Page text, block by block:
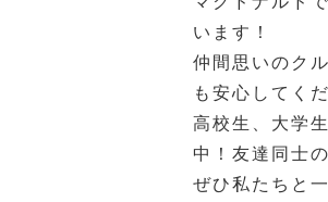
います！
仲間思いのク
も安心してく
高校生、大学
中！友達同士
ぜひ私たちと